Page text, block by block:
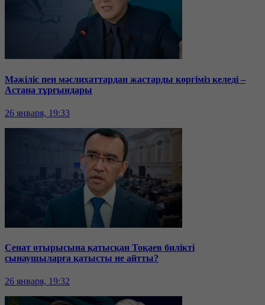
Мәжіліс пен мәслихаттардан жастарды көргіміз келеді –
Астана тұрғындары
26 января, 19:33
Сенат отырысына қатысқан Тоқаев билікті
сынаушыларға қатысты не айтты?
26 января, 19:32